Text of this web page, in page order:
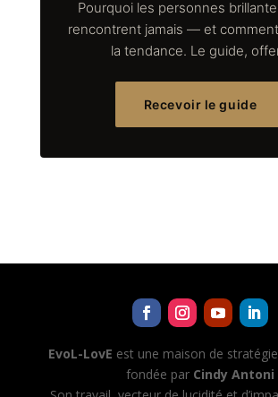
Pourquoi les personnes
rencontrent jamais — et
la tendance. Le guide,
Recevoir le guide
EvoL-LovE est une maison de
fondée par Cindy Antoni